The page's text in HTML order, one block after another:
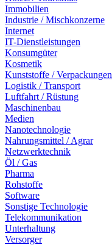
Immobilien
Industrie / Mischkonzerne
Internet
IT-Dienstleistungen
Konsumgüter
Kosmetik
Kunststoffe / Verpackungen
Logistik / Transport
Luftfahrt / Rüstung
Maschinenbau
Medien
Nanotechnologie
Nahrungsmittel / Agrar
Netzwerktechnik
Öl / Gas
Pharma
Rohstoffe
Software
Sonstige Technologie
Telekommunikation
Unterhaltung
Versorger